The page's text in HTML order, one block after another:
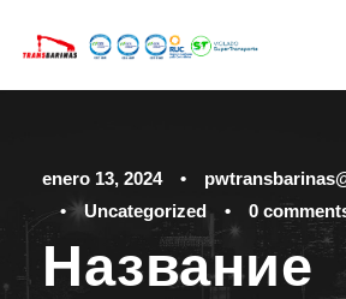
enero 13, 2024 •
•
Uncategorized • 0
Название